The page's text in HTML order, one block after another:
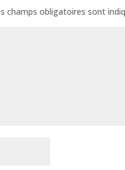
champs obligatoires sont